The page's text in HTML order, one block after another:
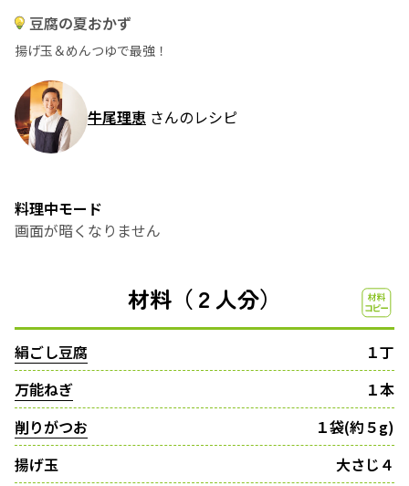
豆腐の夏おかず
揚げ玉＆めんつゆで最強！
牛尾理恵 さんのレシピ
料理中モード
画面が暗くなりません
材料（２人分）
絹ごし豆腐
１丁
万能ねぎ
１本
削りがつお
１袋(約５g)
揚げ玉
大さじ４